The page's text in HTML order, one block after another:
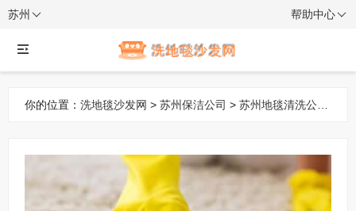
苏州 帮助中心
你的位置： 洗地毯沙发网 > 苏州保洁公司 > 苏州地毯清洗公司